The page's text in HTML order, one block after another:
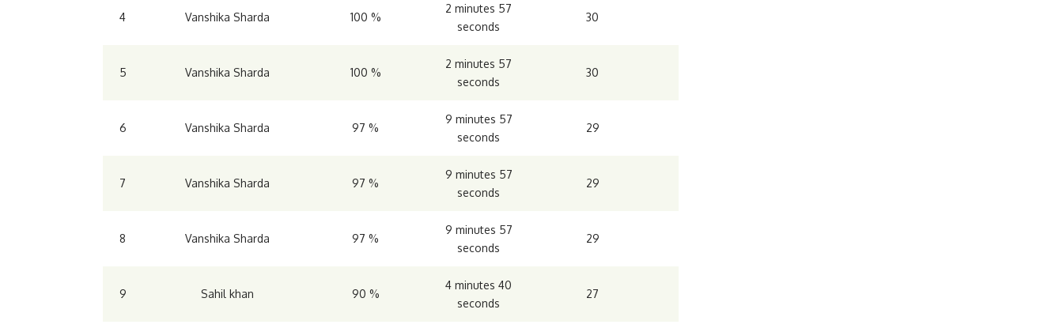
4 Vanshika Sharda 100 %
2 minutes 57
seconds
30
5 Vanshika Sharda 100 %
2 minutes 57
seconds
30
6 Vanshika Sharda 97 %
9 minutes 57
seconds
29
7 Vanshika Sharda 97 %
9 minutes 57
seconds
29
8 Vanshika Sharda 97 %
9 minutes 57
seconds
29
9 Sahil khan 90 %
4 minutes 40
seconds
27